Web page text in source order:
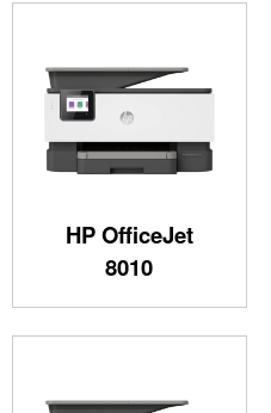
HP OfficeJet
8010